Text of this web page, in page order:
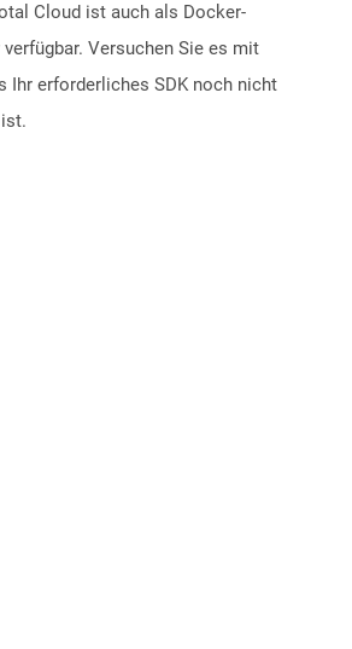
Cloud ist auch als Docker-
verfügbar. Versuchen Sie es mit
Ihr erforderliches SDK noch nicht